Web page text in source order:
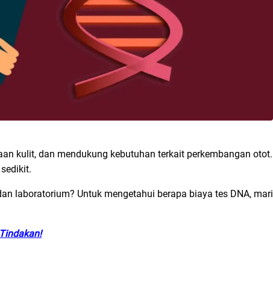
kulit, dan mendukung kebutuhan terkait perkembangan otot.
laboratorium? Untuk mengetahui berapa biaya tes DNA, mari